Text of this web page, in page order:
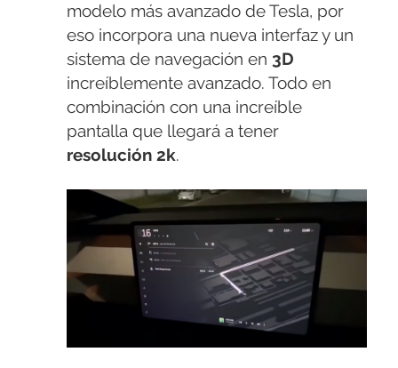
modelo más avanzado de Tesla, por
eso incorpora una nueva interfaz y un
sistema de navegación en 3D
increíblemente avanzado. Todo en
combinación con una increíble
pantalla que llegará a tener
resolución 2k.